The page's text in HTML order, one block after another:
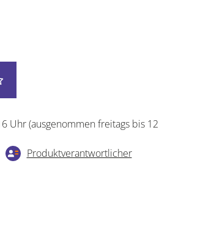
Uhr (ausgenommen freitags bis 12
Produktverantwortlicher